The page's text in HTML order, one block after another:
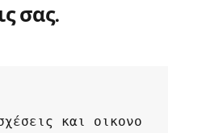
σας.
και οικονο